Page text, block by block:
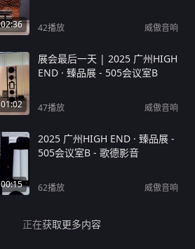
02:36 42播放 威傲音响
01:02
展会最后一天 | 2025 广州HIGH
END · 臻品展 - 505会议室B
47播放 威傲音响
00:15
2025 广州HIGH END · 臻品展 -
505会议室B - 歌德影音
62播放 威傲音响
正在获取更多内容